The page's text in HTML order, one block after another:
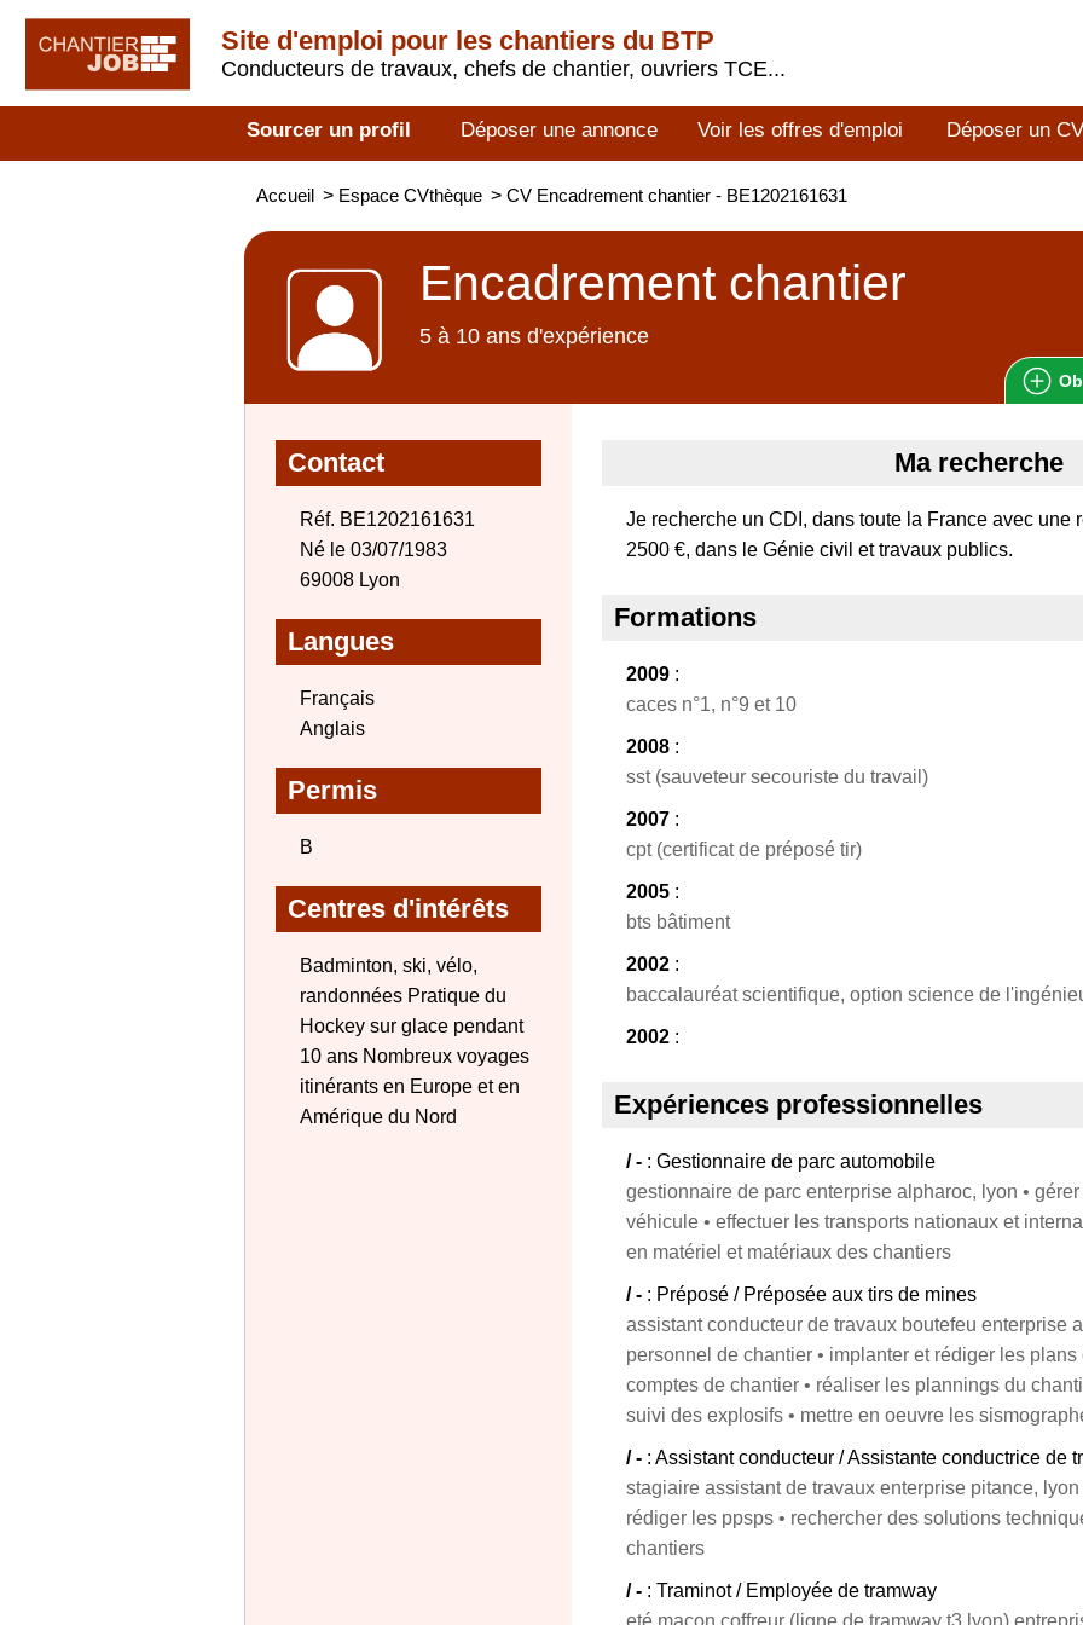
Site d'emploi pour les chantiers du BTP
Conducteurs de travaux, chefs de chantier, ouvriers TCE...
Sourcer un profil Déposer une annonce Voir les offres d'emploi Déposer un CV
Accueil > Espace CVthèque > CV Encadrement chantier - BE1202161631
Encadrement chantier
5 à 10 ans d'expérience
Contact
Réf. BE1202161631
Né le 03/07/1983
69008 Lyon
Langues
Français
Anglais
Permis
B
Centres d'intérêts
Badminton, ski, vélo,
randonnées Pratique du
Hockey sur glace pendant
10 ans Nombreux voyages
itinérants en Europe et en
Amérique du Nord
Ma recherche
Je recherche un CDI, dans toute la France avec une
2500 €, dans le Génie civil et travaux publics.
Formations
2009 :
caces n°1, n°9 et 10
2008 :
sst (sauveteur secouriste du travail)
2007 :
cpt (certificat de préposé tir)
2005 :
bts bâtiment
2002 :
baccalauréat scientifique, option science de
2002 :
Expériences professionnelles
/ - : Gestionnaire de parc automobile
gestionnaire de parc enterprise alpharoc, lyon •
véhicule • effectuer les transports nationaux et
en matériel et matériaux des chantiers
/ - : Préposé / Préposée aux tirs de mines
assistant conducteur de travaux boutefeu enterprise
personnel de chantier • implanter et rédiger les
comptes de chantier • réaliser les plannings du
suivi des explosifs • mettre en oeuvre les
/ - : Assistant conducteur / Assistante conductrice de
stagiaire assistant de travaux enterprise pitance,
rédiger les ppsps • rechercher des solutions
chantiers
/ - : Traminot / Employée de tramway
eté macon coffreur (ligne de tramway t3 lyon)